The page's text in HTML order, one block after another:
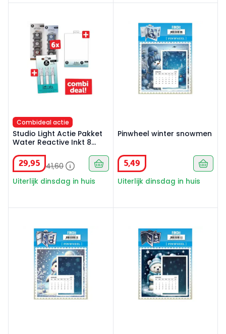
Combideal actie
Studio Light Actie Pakket
Water Reactive Inkt 8
29,95 41,60
Uiterlijk dinsdag in huis
Pinwheel winter snowmen
5,49
Uiterlijk dinsdag in huis